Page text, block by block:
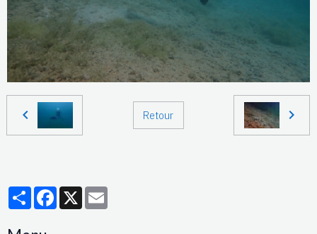
Retour
PartagerFacebook
X